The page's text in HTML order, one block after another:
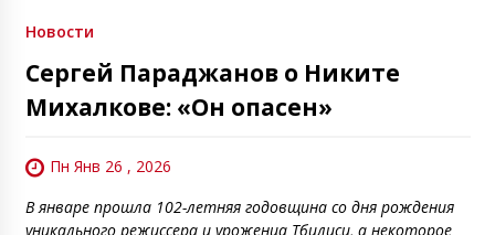
Новости
Сергей Параджанов о Никите
Михалкове: «Он опасен»
Пн Янв 26 , 2026
В январе прошла 102-летняя годовщина со дня рождения
уникального режиссера и уроженца Тбилиси, а некоторое